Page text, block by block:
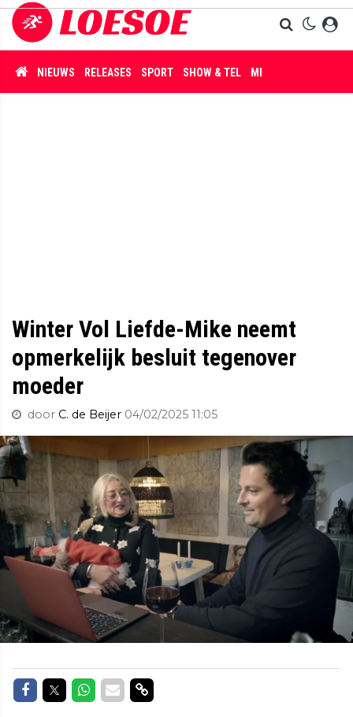
NIEUWS RELEASES SPORT SHOW & TEL MISDAAD
Winter Vol Liefde-Mike neemt
opmerkelijk besluit tegenover
moeder
door C. de Beijer 04/02/2025 11:05
Delen op Facebook
Delen op Twitter
Delen op Whatsapp
Delen via Mail
Delen via link